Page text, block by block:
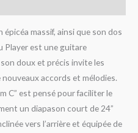
épicéa massif, ainsi que son dos
Player est une guitare
doux et précis invite les
accords et mélodies.
C” est pensé pour faciliter le
un diapason court de 24”
vers l’arrière et équipée de